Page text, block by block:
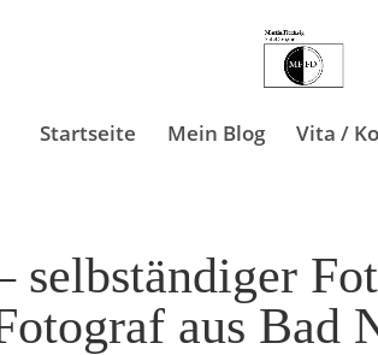
Startseite Mein Blog Vita /
selbständiger
aus Bad